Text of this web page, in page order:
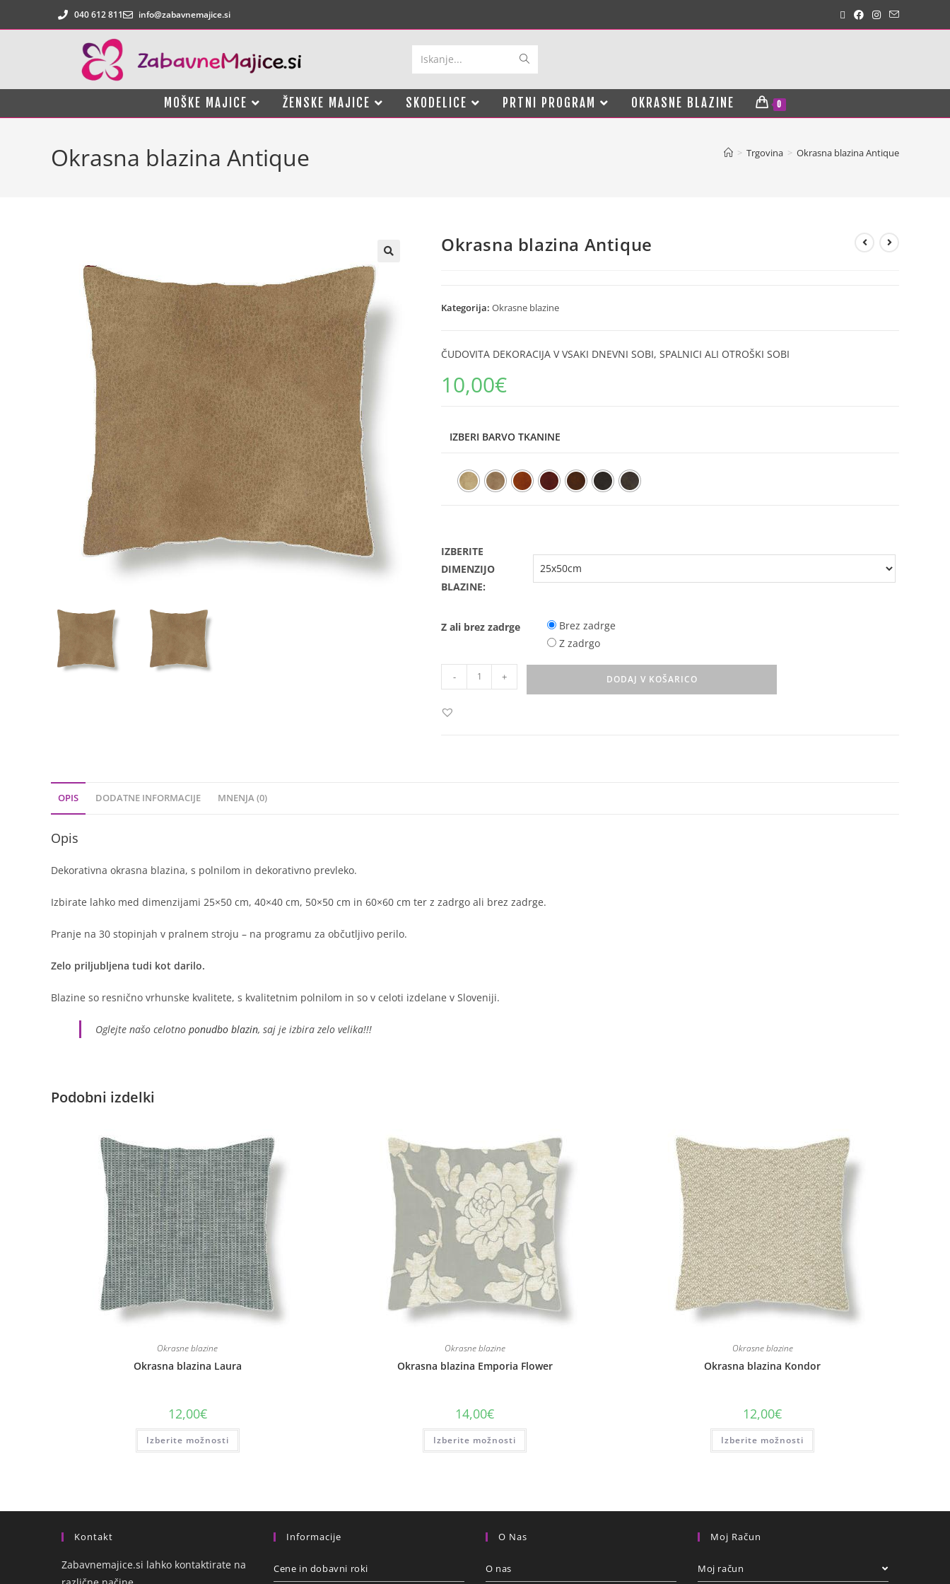
040 612 811 info@zabavnemajice.si
Iskanje...
MOŠKE MAJICE ŽENSKE MAJICE SKODELICE PRTNI PROGRAM OKRASNE BLAZINE 0
Okrasna blazina Antique > Trgovina > Okrasna blazina Antique
Okrasna blazina Antique
Kategorija: Okrasne blazine
ČUDOVITA DEKORACIJA V VSAKI DNEVNI SOBI, SPALNICI ALI OTROŠKI SOBI
10,00€
IZBERI BARVO TKANINE
IZBERITE
DIMENZIJO
BLAZINE:
Z ali brez zadrge
Brez zadrge
Z zadrgo
- + DODAJ V KOŠARICO
OPIS DODATNE INFORMACIJE MNENJA (0)
Opis
Dekorativna okrasna blazina, s polnilom in dekorativno prevleko.
Izbirate lahko med dimenzijami 25×50 cm, 40×40 cm, 50×50 cm in 60×60 cm ter z zadrgo ali brez zadrge.
Pranje na 30 stopinjah v pralnem stroju – na programu za občutljivo perilo.
Zelo priljubljena tudi kot darilo.
Blazine so resnično vrhunske kvalitete, s kvalitetnim polnilom in so v celoti izdelane v Sloveniji.
Oglejte našo celotno ponudbo blazin, saj je izbira zelo velika!!!
Podobni izdelki
Okrasne blazine
Okrasna blazina Laura
12,00€
Izberite možnosti
Okrasne blazine
Okrasna blazina Emporia Flower
14,00€
Izberite možnosti
Okrasne blazine
Okrasna blazina Kondor
12,00€
Izberite možnosti
Kontakt
Zabavnemajice.si lahko kontaktirate na
Informacije
Cene in dobavni roki
O Nas
O nas
Moj Račun
Moj račun